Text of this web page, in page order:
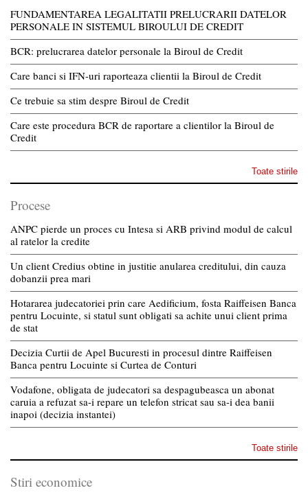
FUNDAMENTAREA LEGALITATII PRELUCRARII DATELOR
PERSONALE IN SISTEMUL BIROULUI DE CREDIT
BCR: prelucrarea datelor personale la Biroul de Credit
Care banci si IFN-uri raporteaza clientii la Biroul de Credit
Ce trebuie sa stim despre Biroul de Credit
Care este procedura BCR de raportare a clientilor la Biroul de
Credit
Toate stirile
Procese
ANPC pierde un proces cu Intesa si ARB privind modul de calcul
al ratelor la credite
Un client Credius obtine in justitie anularea creditului, din cauza
dobanzii prea mari
Hotararea judecatoriei prin care Aedificium, fosta Raiffeisen Banca
pentru Locuinte, si statul sunt obligati sa achite unui client prima
de stat
Decizia Curtii de Apel Bucuresti in procesul dintre Raiffeisen
Banca pentru Locuinte si Curtea de Conturi
Vodafone, obligata de judecatori sa despagubeasca un abonat
caruia a refuzat sa-i repare un telefon stricat sau sa-i dea banii
inapoi (decizia instantei)
Toate stirile
Stiri economice